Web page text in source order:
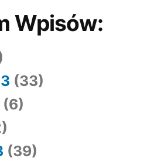
Wpisów:
(33)
(6)
(39)